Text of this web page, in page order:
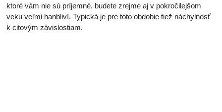
ktoré vám nie sú príjemné, budete zrejme aj v pokročilejšom
veku veľmi hanbliví. Typická je pre toto obdobie tiež náchylnosť
k citovým závislostiam.